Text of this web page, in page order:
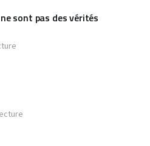
sont pas des vérités